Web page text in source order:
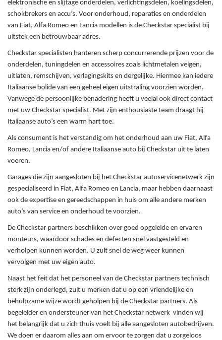
elektronische en slijtage onderdelen, verlichtingsdelen, koelingsdelen,
schokbrekers en accu’s. Voor onderhoud, reparaties en onderdelen
van Fiat, Alfa Romeo en Lancia modellen is de Checkstar specialist bij
uitstek een betrouwbaar adres.
Checkstar specialisten hanteren scherp concurrerende prijzen voor de
onderdelen, tuningdelen en accessoires zoals lichtmetalen velgen,
uitlaten, remschijven, verlagingskits en dergelijke. Hiermee kan iedere
Italiaanse bolide van een geheel eigen uitstraling voorzien worden.
Vanwege de persoonlijke benadering heeft u veelal ook direct contact
met uw Checkstar specialist. Met zijn enthousiaste team draagt hij
Italiaanse auto’s een warm hart toe.
Als consument is het verstandig om het onderhoud aan uw Fiat, Alfa
Romeo, Lancia en/of andere Italiaanse auto bij Checkstar uit te laten
voeren.
Garages die zijn aangesloten bij het Checkstar autoservicenetwerk zijn
gespecialiseerd in Fiat, Alfa Romeo en Lancia, maar hebben daarnaast
ook de expertise en gereedschappen in huis om alle andere merken
auto’s van service en onderhoud te voorzien.
De Checkstar partners beschikken over goed opgeleide en ervaren
monteurs, waardoor schades en defecten snel vastgesteld en
verholpen kunnen worden. U zult snel de weg weer kunnen
vervolgen met uw eigen auto.
Naast het feit dat het personeel van de Checkstar partners technisch
sterk zijn onderlegd, zult u merken dat u op een vriendelijke en
behulpzame wijze wordt geholpen bij de Checkstar partners. Als
begeleider en ondersteuner van het Checkstar netwerk vinden wij
het belangrijk dat u zich thuis voelt bij alle aangesloten autobedrijven.
We doen er daarom alles aan om ervoor te zorgen dat u zorgeloos